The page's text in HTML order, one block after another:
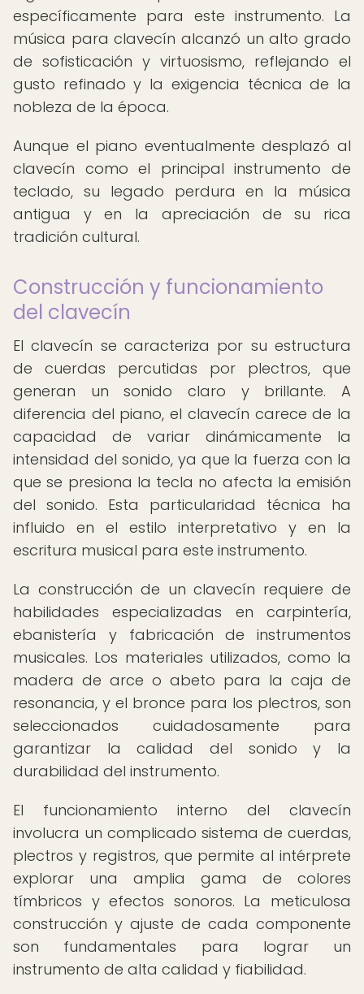
específicamente para este instrumento. La
música para clavecín alcanzó un alto grado
de sofisticación y virtuosismo, reflejando el
gusto refinado y la exigencia técnica de la
nobleza de la época.
Aunque el piano eventualmente desplazó al
clavecín como el principal instrumento de
teclado, su legado perdura en la música
antigua y en la apreciación de su rica
tradición cultural.
Construcción y funcionamiento
del clavecín
El clavecín se caracteriza por su estructura
de cuerdas percutidas por plectros, que
generan un sonido claro y brillante. A
diferencia del piano, el clavecín carece de la
capacidad de variar dinámicamente la
intensidad del sonido, ya que la fuerza con la
que se presiona la tecla no afecta la emisión
del sonido. Esta particularidad técnica ha
influido en el estilo interpretativo y en la
escritura musical para este instrumento.
La construcción de un clavecín requiere de
habilidades especializadas en carpintería,
ebanistería y fabricación de instrumentos
musicales. Los materiales utilizados, como la
madera de arce o abeto para la caja de
resonancia, y el bronce para los plectros, son
seleccionados cuidadosamente para
garantizar la calidad del sonido y la
durabilidad del instrumento.
El funcionamiento interno del clavecín
involucra un complicado sistema de cuerdas,
plectros y registros, que permite al intérprete
explorar una amplia gama de colores
tímbricos y efectos sonoros. La meticulosa
construcción y ajuste de cada componente
son fundamentales para lograr un
instrumento de alta calidad y fiabilidad.